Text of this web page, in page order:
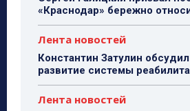
«Краснодар» бережно
Лента новостей
Константин Затулин
развитие системы
Лента новостей